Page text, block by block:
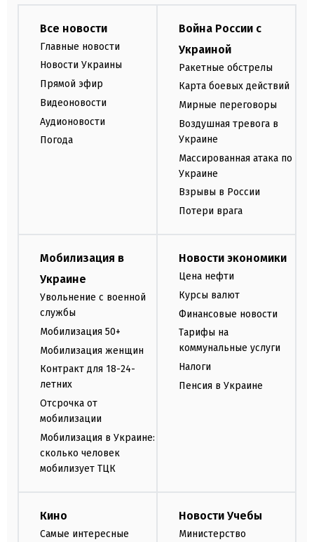
Все новости
Главные новости
Новости Украины
Прямой эфир
Видеоновости
Аудионовости
Погода
Война России с
Украиной
Ракетные обстрелы
Карта боевых действий
Мирные переговоры
Воздушная тревога в
Украине
Массированная атака по
Украине
Взрывы в России
Потери врага
Мобилизация в
Украине
Увольнение с военной
службы
Мобилизация 50+
Мобилизация женщин
Контракт для 18-24-
летних
Отсрочка от
мобилизации
Мобилизация в Украине:
сколько человек
мобилизует ТЦК
Новости экономики
Цена нефти
Курсы валют
Финансовые новости
Тарифы на
коммунальные услуги
Налоги
Пенсия в Украине
Кино
Самые интересные
Новости Учебы
Министерство